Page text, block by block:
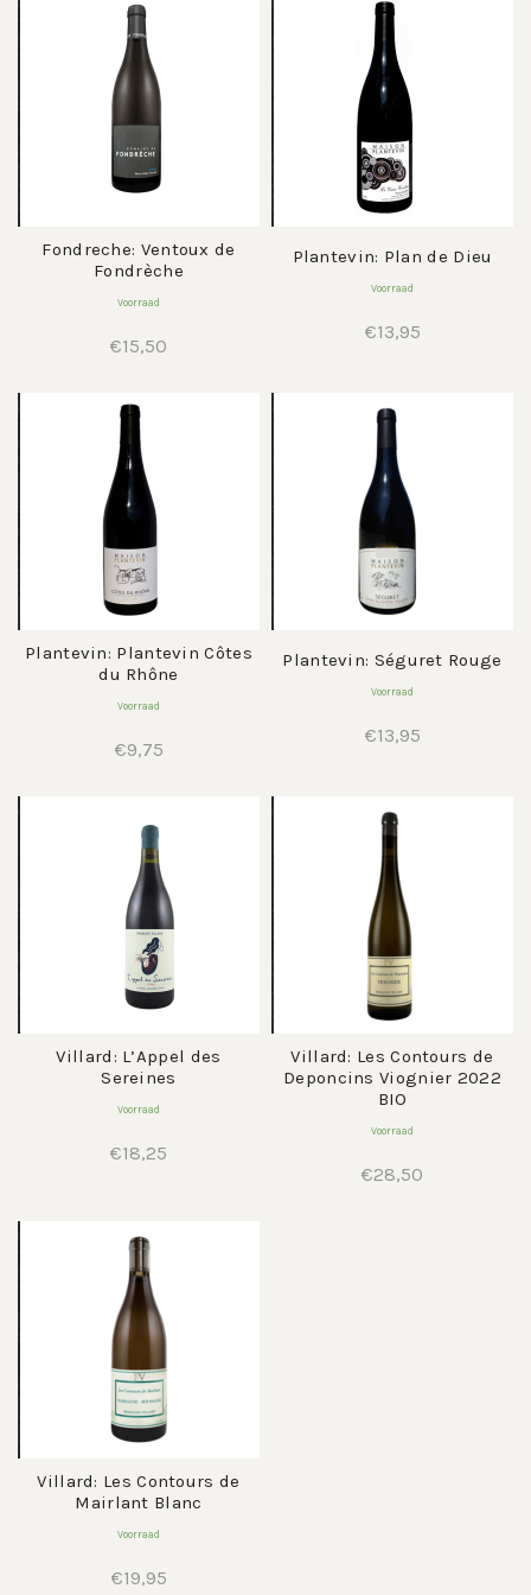
Fondreche: Ventoux de
Fondrèche
Voorraad
€15,50
Plantevin: Plan de Dieu
Voorraad
€13,95
Plantevin: Plantevin Côtes
du Rhône
Voorraad
€9,75
Plantevin: Séguret Rouge
Voorraad
€13,95
Villard: L’Appel des
Sereines
Voorraad
€18,25
Villard: Les Contours de
Deponcins Viognier 2022
BIO
Voorraad
€28,50
Villard: Les Contours de
Mairlant Blanc
Voorraad
€19,95